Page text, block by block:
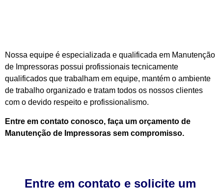
Nossa equipe é especializada e qualificada em Manutenção
de Impressoras possui profissionais tecnicamente
qualificados que trabalham em equipe, mantém o ambiente
de trabalho organizado e tratam todos os nossos clientes
com o devido respeito e profissionalismo.
Entre em contato conosco, faça um orçamento de
Manutenção de Impressoras sem compromisso.
Entre em contato e solicite um